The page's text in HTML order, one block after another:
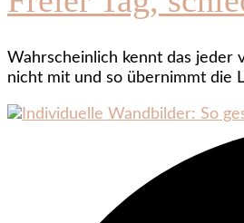
Wahrscheinlich kennt das jeder
nicht mit und so übernimmt die